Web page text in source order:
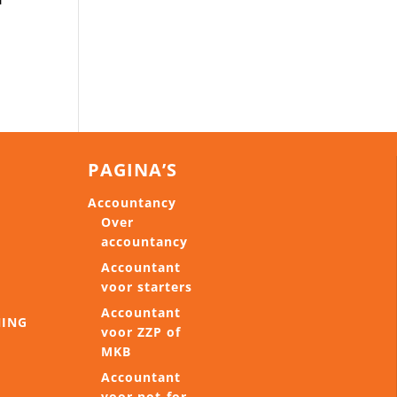
PAGINA’S
Accountancy
Over
accountancy
Accountant
voor starters
Accountant
voor ZZP of
MKB
Accountant